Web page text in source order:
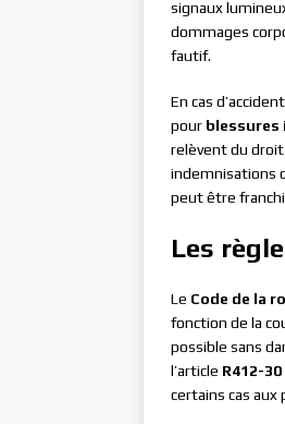
signaux
dommages
fautif.
En cas
pour blessures
relèvent du
indemnisations
peut être
Les
Le Code de la
fonction de la
possible sans
l’article R412-
certains cas aux